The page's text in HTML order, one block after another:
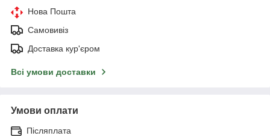
Нова Пошта
Самовивіз
Доставка кур'єром
Всі умови доставки
Умови оплати
Післяплата